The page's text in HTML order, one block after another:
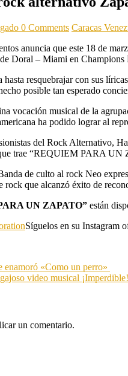
0 Comments Caracas
anuncia que este 18 de
Doral – Miami en
hasta resquebrajar con sus
posible tan esperado
vocación musical de la
ha podido lograr al
del Rock Alternativo,
trae “REQUIEM PARA
de culto al rock Neo
rock que alcanzó éxito de
UN ZAPATO” están
Síguelos en su Instagram
enamoró «Como un perro»
video musical ¡Imperdible!
un comentario.